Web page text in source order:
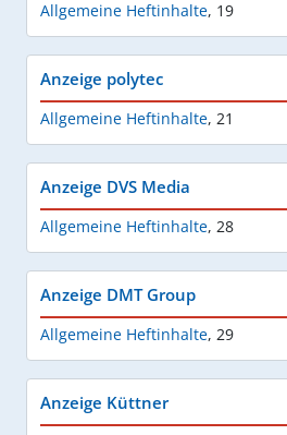
Allgemeine Heftinhalte, 19
Anzeige polytec
Allgemeine Heftinhalte, 21
Anzeige DVS Media
Allgemeine Heftinhalte, 28
Anzeige DMT Group
Allgemeine Heftinhalte, 29
Anzeige Küttner